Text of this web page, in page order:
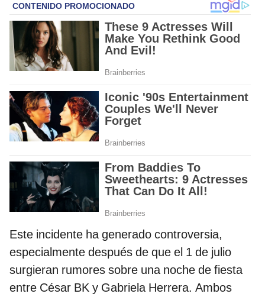
Este incidente ha generado controversia,
especialmente después de que el 1 de julio
surgieran rumores sobre una noche de fiesta
entre César BK y Gabriela Herrera. Ambos